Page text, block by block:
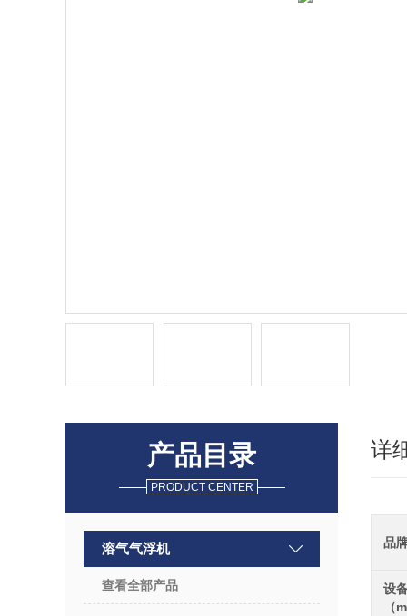
产品目录
PRODUCT CENTER
溶气气浮机
查看全部产品
详
品
设
（